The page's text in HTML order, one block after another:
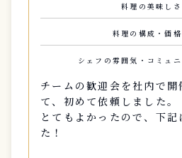
料理の美味しさ
料理の構成・価
シェフの雰囲気・コミュ
チームの歓迎会を社内で開
て、初めて依頼しました。
とてもよかったので、下
た！